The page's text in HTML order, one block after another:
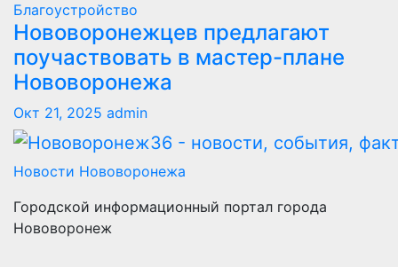
Благоустройство
Нововоронежцев предлагают
поучаствовать в мастер-плане
Нововоронежа
Окт 21, 2025 admin
Новости Нововоронежа
Городской информационный портал города
Нововоронеж